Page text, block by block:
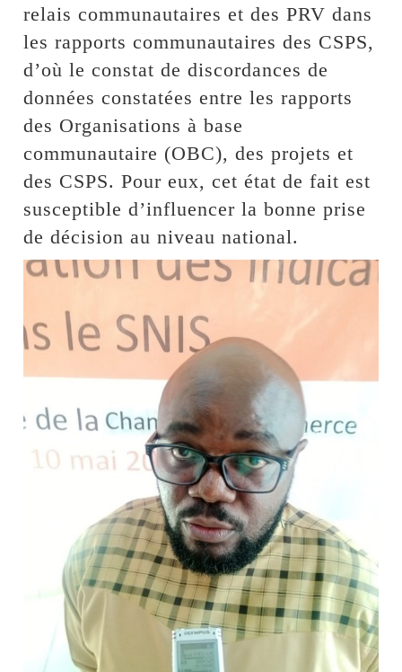
relais communautaires et des PRV dans
les rapports communautaires des CSPS,
d’où le constat de discordances de
données constatées entre les rapports
des Organisations à base
communautaire (OBC), des projets et
des CSPS. Pour eux, cet état de fait est
susceptible d’influencer la bonne prise
de décision au niveau national.